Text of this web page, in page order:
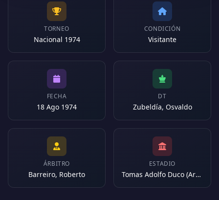
TORNEO
Nacional 1974
CONDICIÓN
Visitante
FECHA
18 Ago 1974
DT
Zubeldía, Osvaldo
ÁRBITRO
Barreiro, Roberto
ESTADIO
Tomas Adolfo Duco (Argentina)